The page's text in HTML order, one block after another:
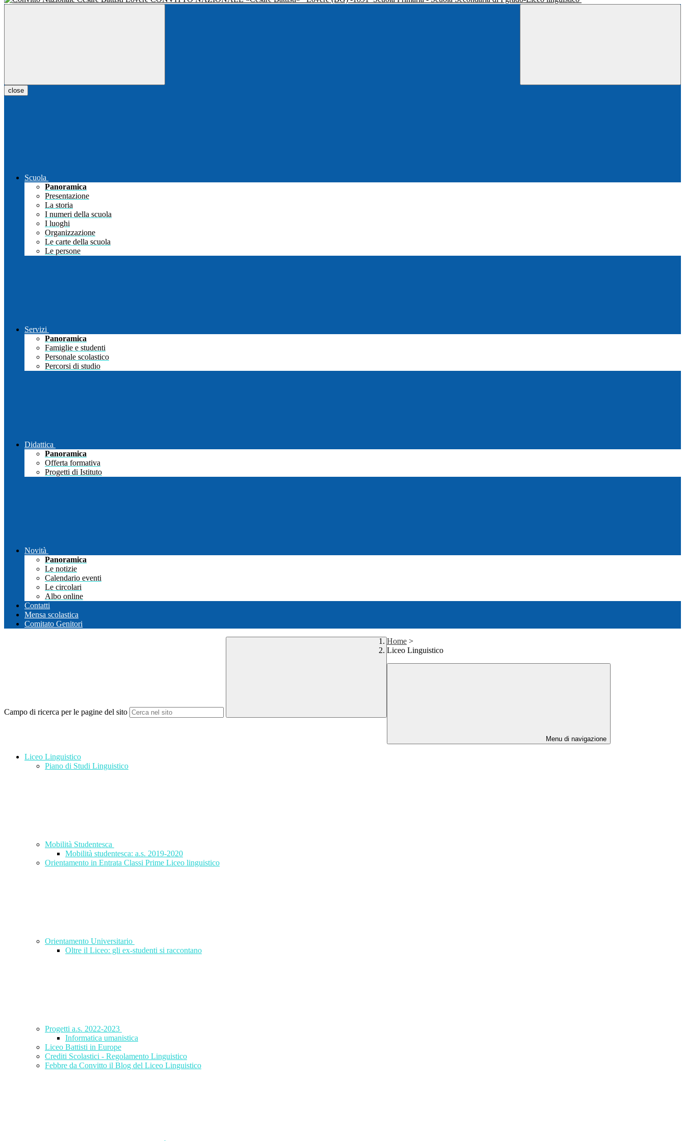
close
Scuola
Panoramica
Presentazione
La storia
I numeri della scuola
I luoghi
Organizzazione
Le carte della scuola
Le persone
Servizi
Panoramica
Famiglie e studenti
Personale scolastico
Percorsi di studio
Didattica
Panoramica
Offerta formativa
Progetti di Istituto
Novità
Panoramica
Le notizie
Calendario eventi
Le circolari
Albo online
Contatti
Mensa scolastica
Comitato Genitori
Campo di ricerca per le pagine del sito
Home >
Liceo Linguistico
Menu di navigazione
Liceo Linguistico
Piano di Studi Linguistico
Mobilità Studentesca
Mobilità studentesca: a.s. 2019-2020
Orientamento in Entrata Classi Prime Liceo linguistico
Orientamento Universitario
Oltre il Liceo: gli ex-studenti si raccontano
Progetti a.s. 2022-2023
Informatica umanistica
Liceo Battisti in Europe
Crediti Scolastici - Regolamento Linguistico
Febbre da Convitto il Blog del Liceo Linguistico